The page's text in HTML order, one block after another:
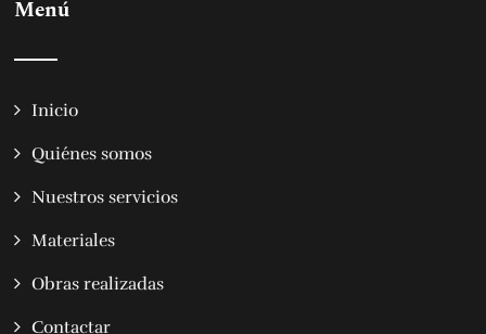
Menú
Inicio
Quiénes somos
Nuestros servicios
Materiales
Obras realizadas
Contactar